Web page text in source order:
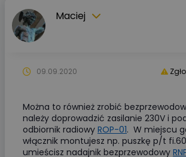
Maciej
09.09.2020
Można to również zrobić
należy doprowadzić zasilanie 230V i
odbiornik radiowy ROP-01. W miejscu
włącznik montujesz np. puszkę p/t
umieścisz nadajnik bezprzewodowy